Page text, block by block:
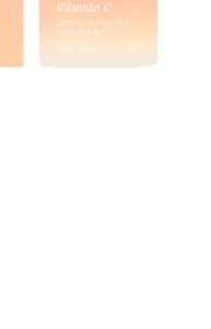
CREARE UN ACCOUNT